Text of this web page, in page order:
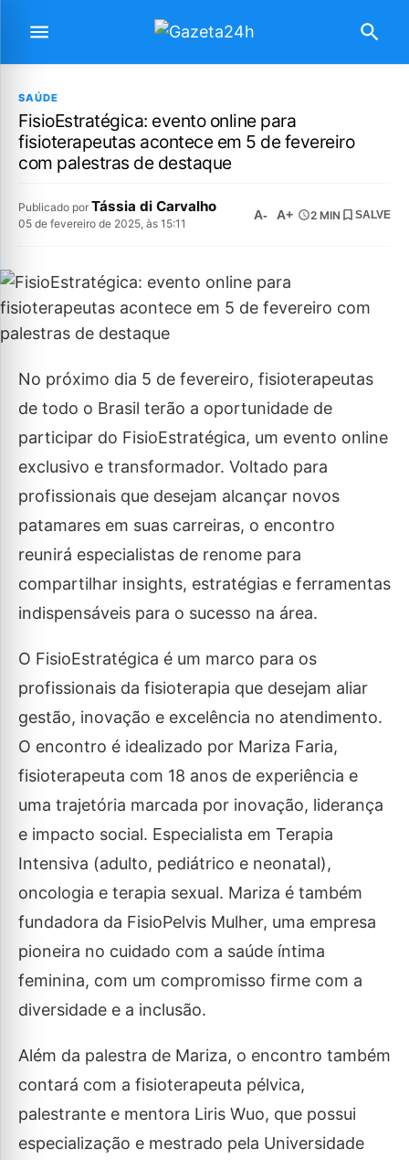
SAÚDE
FisioEstratégica: evento online para
fisioterapeutas acontece em 5 de fevereiro
com palestras de destaque
Publicado por Tássia di Carvalho
05 de fevereiro de 2025, às 15:11
A- A+ 2 MIN SALVE
No próximo dia 5 de fevereiro, fisioterapeutas
de todo o Brasil terão a oportunidade de
participar do FisioEstratégica, um evento online
exclusivo e transformador. Voltado para
profissionais que desejam alcançar novos
patamares em suas carreiras, o encontro
reunirá especialistas de renome para
compartilhar insights, estratégias e ferramentas
indispensáveis para o sucesso na área.
O FisioEstratégica é um marco para os
profissionais da fisioterapia que desejam aliar
gestão, inovação e excelência no atendimento.
O encontro é idealizado por Mariza Faria,
fisioterapeuta com 18 anos de experiência e
uma trajetória marcada por inovação, liderança
e impacto social. Especialista em Terapia
Intensiva (adulto, pediátrico e neonatal),
oncologia e terapia sexual. Mariza é também
fundadora da FisioPelvis Mulher, uma empresa
pioneira no cuidado com a saúde íntima
feminina, com um compromisso firme com a
diversidade e a inclusão.
Além da palestra de Mariza, o encontro também
contará com a fisioterapeuta pélvica,
palestrante e mentora Liris Wuo, que possui
especialização e mestrado pela Universidade